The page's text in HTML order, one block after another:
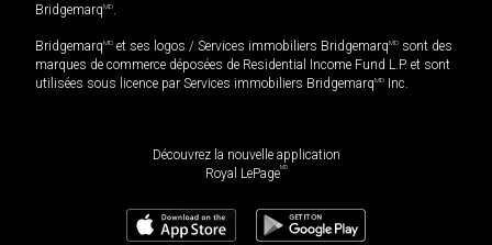
BridgemarqMD
BridgemarqMD et ses logos / Services immobiliers BridgemarqMD sont des
marques de commerce déposées de Residential Income Fund L.P. et sont
utilisées sous licence par Services immobiliers BridgemarqMD Inc.
Découvrez la nouvelle application
Royal LePageMD